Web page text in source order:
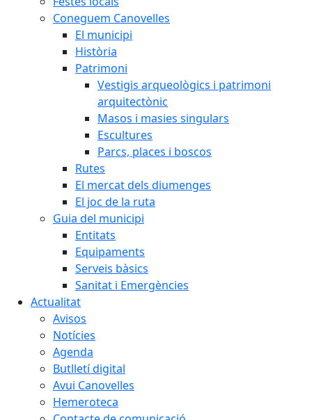
Coneguem Canovelles
El municipi
Història
Patrimoni
Vestigis arqueològics i patrimoni
arquitectònic
Masos i masies singulars
Escultures
Parcs, places i boscos
Rutes
El mercat dels diumenges
El joc de la ruta
Guia del municipi
Entitats
Equipaments
Serveis bàsics
Sanitat i Emergències
Actualitat
Avisos
Notícies
Agenda
Butlletí digital
Avui Canovelles
Hemeroteca